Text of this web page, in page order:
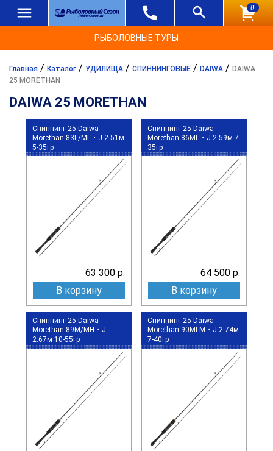
0
РЫБОЛОВНЫЕ ТУРЫ
Главная / Каталог / УДИЛИЩА / СПИННИНГОВЫЕ / DAIWA / DAIWA
25 MORETHAN
DAIWA 25 MORETHAN
Спиннинг 25 Daiwa
Morethan 83L/ML・J 2.51м
5-35гр
63 300 р.
В корзину
Спиннинг 25 Daiwa
Morethan 86ML・J 2.59м 7-
35гр
64 500 р.
В корзину
Спиннинг 25 Daiwa
Morethan 89M/MH・J
2.67м 10-55гр
Спиннинг 25 Daiwa
Morethan 90MLM・J 2.74м
7-40гр